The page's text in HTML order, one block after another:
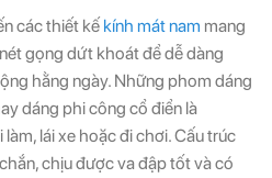
các thiết kế kính mát nam mang
gọng dứt khoát để dễ dàng
hằng ngày. Những phom dáng
dáng phi công cổ điển là
lái xe hoặc đi chơi. Cấu trúc
chịu được va đập tốt và có